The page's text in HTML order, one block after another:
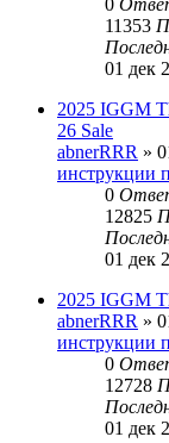
0
11353
01 дек
2025 IGGM
26 Sale
abnerRRR »
инструкции
0
12825
01 дек
2025 IGGM
abnerRRR »
инструкции
0
12728
01 дек